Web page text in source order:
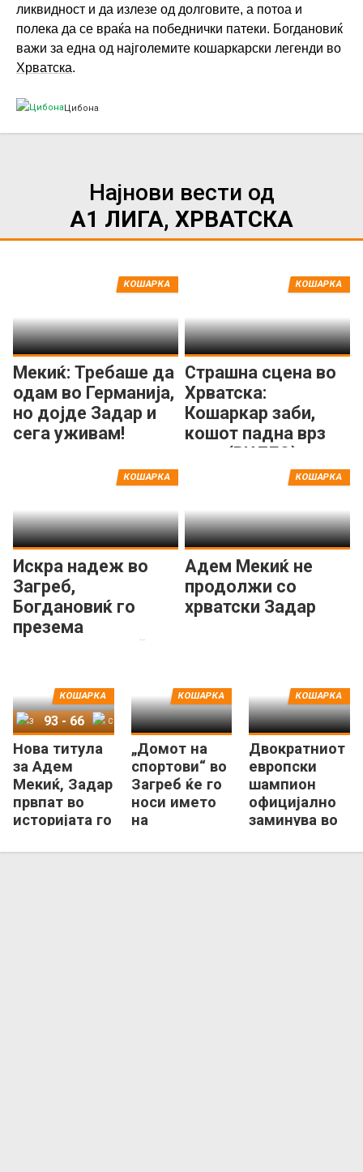
ликвидност и да излезе од долговите, а потоа и
полека да се враќа на победнички патеки. Богдановиќ
важи за една од најголемите кошаркарски легенди во
Хрватска.
Цибона
Најнови вести од
А1 ЛИГА, ХРВАТСКА
Мекиќ: Требаше да
одам во Германија,
но дојде Задар и
сега уживам!
КОШАРКА
Страшна сцена во
Хрватска:
Кошаркар заби,
кошот падна врз
него (ВИДЕО)
КОШАРКА
Искра надеж во
Загреб,
Богдановиќ го
презема
„распаднатиот“
КОШАРКА
Адем Мекиќ не
продолжи со
хрватски Задар
КОШАРКА
Нова титула
за Адем
Мекиќ, Задар
првпат во
историјата го
тронот во
КОШАРКА
Задар
93 - 66
„Домот на
спортови“ во
Загреб ќе го
носи името
на
хрватски
КОШАРКА
Двократниот
европски
шампион
официјално
заминува во
КОШАРКА